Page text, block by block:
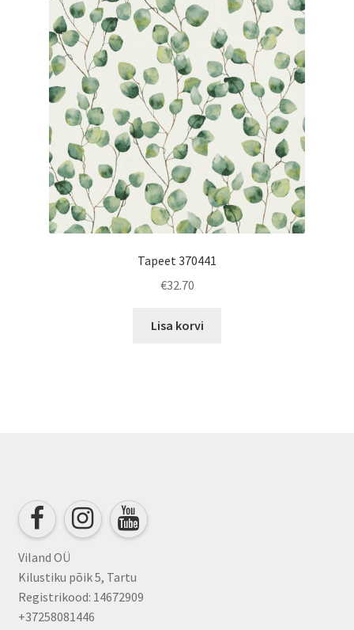
Tapeet 370441
€32.70
Lisa korvi
Viland OÜ
Kilustiku põik 5, Tartu
Registrikood: 14672909
+37258081446